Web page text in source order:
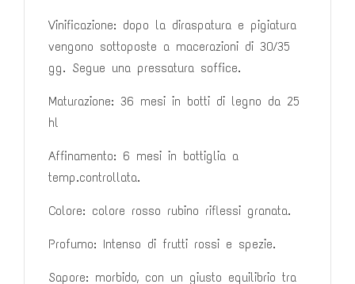
Vinificazione: dopo la diraspatura e pigiatura
vengono sottoposte a macerazioni di 30/35
gg. Segue una pressatura soffice.
Maturazione: 36 mesi in botti di legno da 25
hl
Affinamento: 6 mesi in bottiglia a
temp.controllata.
Colore: colore rosso rubino riflessi granata.
Profumo: Intenso di frutti rossi e spezie.
Sapore: morbido, con un giusto equilibrio tra